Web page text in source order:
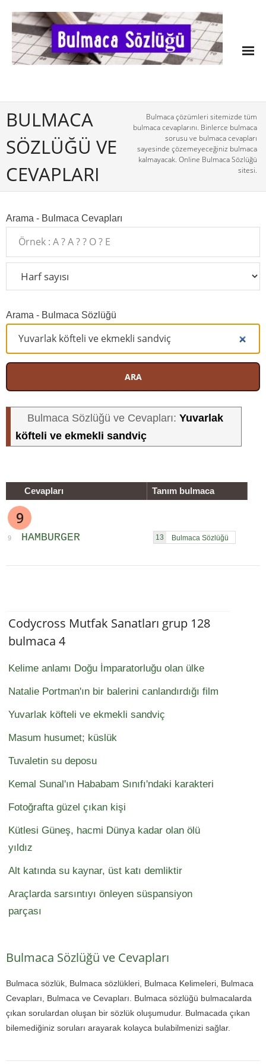
BULMACA
SÖZLÜĞÜ VE
CEVAPLARI
Bulmaca çözümleri sitemizde tüm
bulmaca cevaplarını. Binlerce bulmaca
sorusu ve bulmaca cevapları
sayesinde çözemeyeceğiniz bulmaca
kalmayacak. Online Bulmaca Sözlüğü
sitesi.
Arama - Bulmaca Cevapları
Arama - Bulmaca Sözlüğü
ARA
Bulmaca Sözlüğü ve Cevapları: Yuvarlak
köfteli ve ekmekli sandviç
Cevapları Tanım bulmaca
9
9 HAMBURGER 13
Codycross Mutfak Sanatları grup 128
bulmaca 4
Kelime anlamı Doğu İmparatorluğu olan ülke
Natalie Portman'ın bir balerini canlandırdığı film
Yuvarlak köfteli ve ekmekli sandviç
Masum husumet; küslük
Tuvaletin su deposu
Kemal Sunal'ın Hababam Sınıfı'ndaki karakteri
Fotoğrafta güzel çıkan kişi
Kütlesi Güneş, hacmi Dünya kadar olan ölü
yıldız
Alt katında su kaynar, üst katı demliktir
Araçlarda sarsıntıyı önleyen süspansiyon
parçası
Bulmaca Sözlüğü ve Cevapları
Bulmaca sözlük, Bulmaca sözlükleri, Bulmaca Kelimeleri, Bulmaca
Cevapları, Bulmaca ve Cevapları. Bulmaca sözlüğü bulmacalarda
çıkan sorulardan oluşan bir sözlük oluşumudur. Bulmacada çıkan
bilemediğiniz soruları arayarak kolayca bulabilmenizi sağlar.